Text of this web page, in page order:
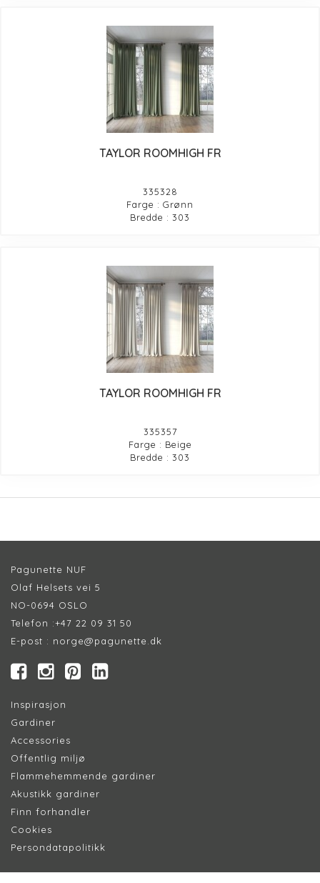
TAYLOR ROOMHIGH FR
335328
Farge : Grønn
Bredde : 303
TAYLOR ROOMHIGH FR
335357
Farge : Beige
Bredde : 303
Pagunette NUF
Olaf Helsets vei 5
NO-0694 OSLO
Telefon :+47 22 09 31 50
E-post : norge@pagunette.dk
Inspirasjon
Gardiner
Accessories
Offentlig miljø
Flammehemmende gardiner
Akustikk gardiner
Finn forhandler
Cookies
Persondatapolitikk